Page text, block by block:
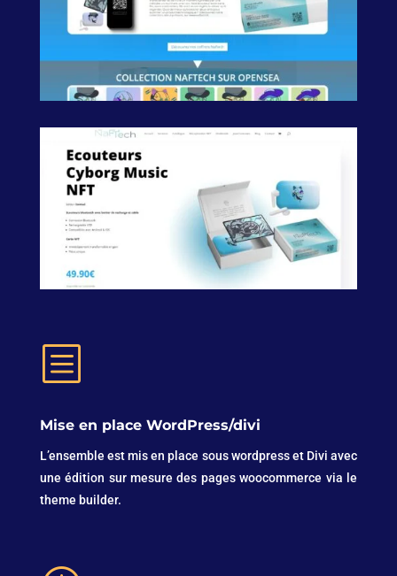
b
Mise en place WordPress/divi
L’ensemble est mis en place sous wordpress et Divi avec
une édition sur mesure des pages woocommerce via le
theme builder.